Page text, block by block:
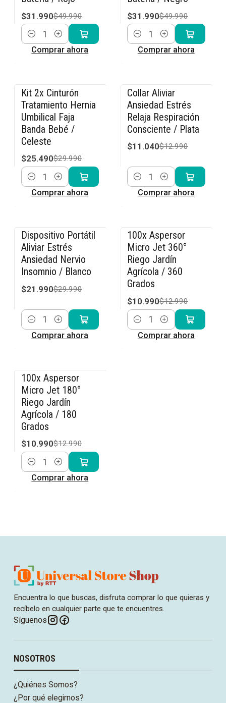
$31.990$49.990
Cantidad
Comprar ahora
$31.990$49.990
Cantidad
Comprar ahora
-15% OFF
Kit 2x Cinturón
Tratamiento Hernia
Umbilical Faja
Banda Bebé /
Celeste
$25.490$29.990
Cantidad
Comprar ahora
-15% OFF
Collar Aliviar
Ansiedad Estrés
Relaja Respiración
Consciente / Plata
$11.040$12.990
Cantidad
Comprar ahora
-27% OFF
Dispositivo Portátil
Aliviar Estrés
Ansiedad Nervio
Insomnio / Blanco
$21.990$29.990
Cantidad
Comprar ahora
-15% OFF
100x Aspersor
Micro Jet 360°
Riego Jardín
Agrícola / 360
Grados
$10.990$12.990
Cantidad
Comprar ahora
-15% OFF
100x Aspersor
Micro Jet 180°
Riego Jardín
Agrícola / 180
Grados
$10.990$12.990
Cantidad
Comprar ahora
Encuentra lo que buscas, disfruta comprar lo que quieras y
recíbelo en cualquier parte que te encuentres.
Síguenos
NOSOTROS
¿Quiénes Somos?
¿Por qué elegirnos?